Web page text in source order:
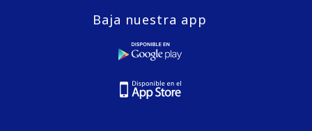
Baja nuestra app